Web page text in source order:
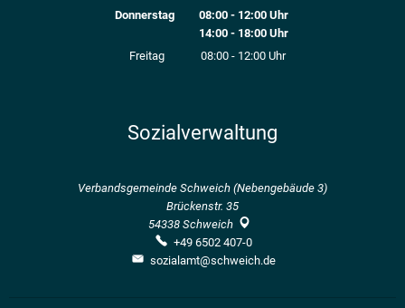
Von 14:00 bis 16:00 Uhr
Donnerstag 08:00- 12:00Uhr
Von 08:00 bis 12:00 Uhr
14:00- 18:00Uhr
Von 14:00 bis 18:00 Uhr
Freitag 08:00 - 12:00 Uhr
Sozialverwaltung
Verbandsgemeinde Schweich (Nebengebäude 3)
Brückenstr. 35
54338 Schweich
+49 6502 407-0
sozialamt@schweich.de